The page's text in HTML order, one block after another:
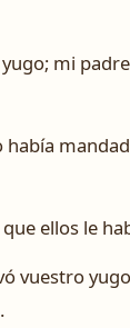
mi
ellos le
vuestro